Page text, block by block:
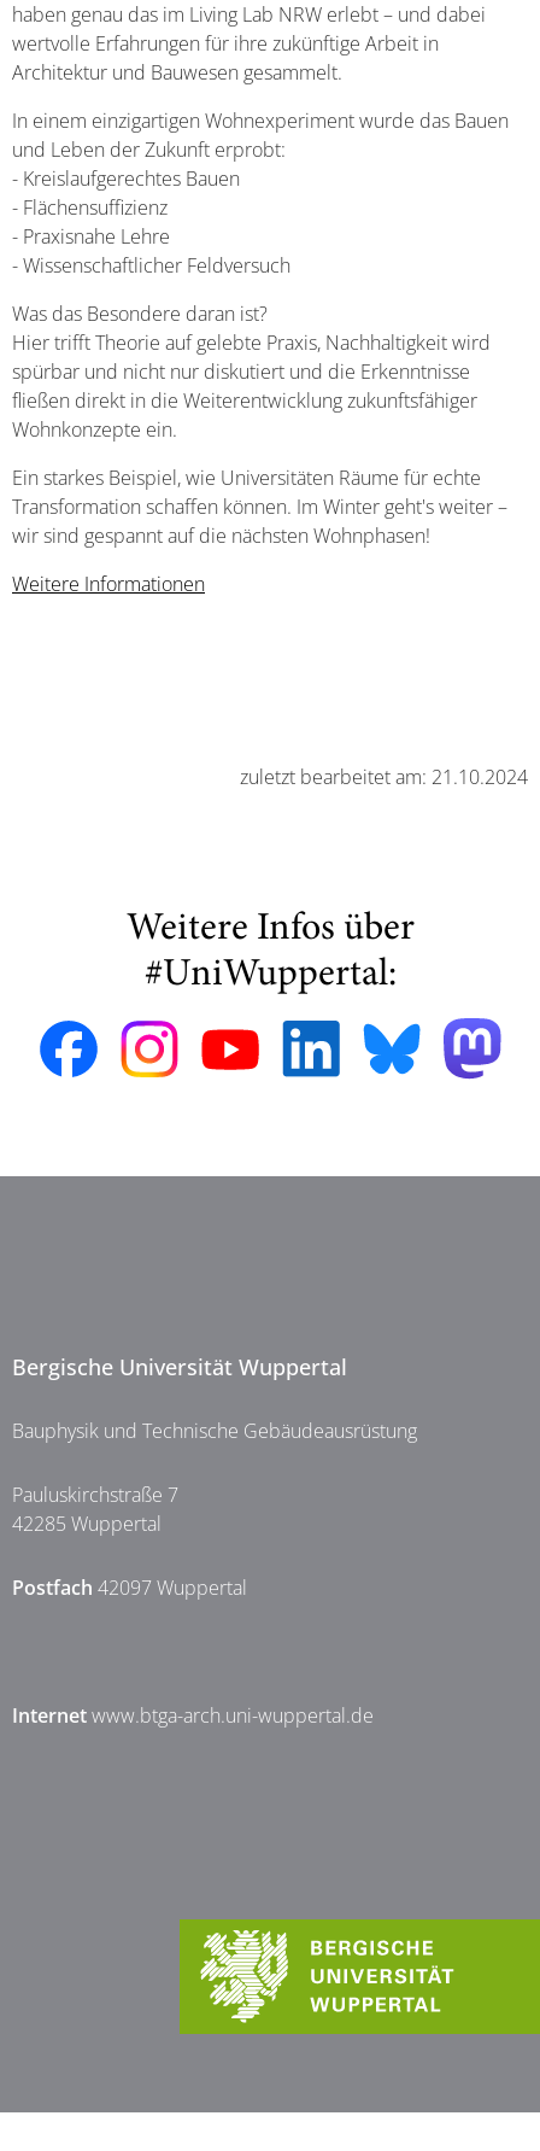
haben genau das im Living Lab NRW erlebt – und dabei
wertvolle Erfahrungen für ihre zukünftige Arbeit in
Architektur und Bauwesen gesammelt.
In einem einzigartigen Wohnexperiment wurde das Bauen
und Leben der Zukunft erprobt:
- Kreislaufgerechtes Bauen
- Flächensuffizienz
- Praxisnahe Lehre
- Wissenschaftlicher Feldversuch
Was das Besondere daran ist?
Hier trifft Theorie auf gelebte Praxis, Nachhaltigkeit wird
spürbar und nicht nur diskutiert und die Erkenntnisse
fließen direkt in die Weiterentwicklung zukunftsfähiger
Wohnkonzepte ein.
Ein starkes Beispiel, wie Universitäten Räume für echte
Transformation schaffen können. Im Winter geht's weiter –
wir sind gespannt auf die nächsten Wohnphasen!
Weitere Informationen
zuletzt bearbeitet am: 21.10.2024
Weitere Infos über
#UniWuppertal:
Bergische Universität Wuppertal
Bauphysik und Technische Gebäudeausrüstung
Pauluskirchstraße 7
42285 Wuppertal
Postfach 42097 Wuppertal
Internetwww.btga-arch.uni-wuppertal.de